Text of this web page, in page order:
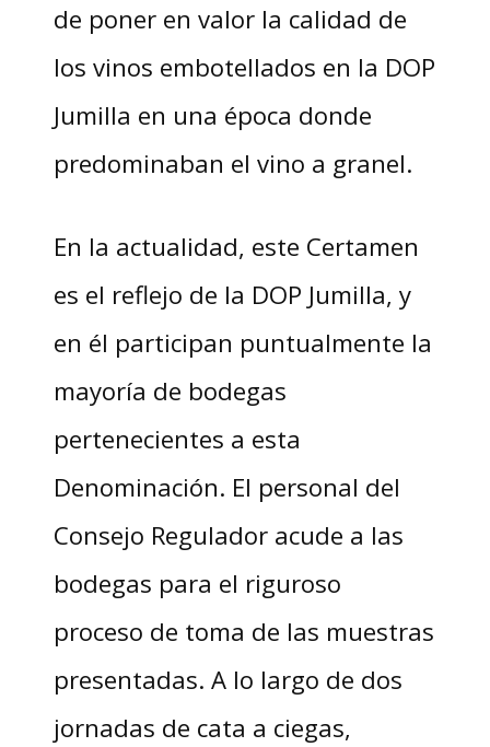
de poner en valor la calidad de
los vinos embotellados en la DOP
Jumilla en una época donde
predominaban el vino a granel.
En la actualidad, este Certamen
es el reflejo de la DOP Jumilla, y
en él participan puntualmente la
mayoría de bodegas
pertenecientes a esta
Denominación. El personal del
Consejo Regulador acude a las
bodegas para el riguroso
proceso de toma de las muestras
presentadas. A lo largo de dos
jornadas de cata a ciegas,